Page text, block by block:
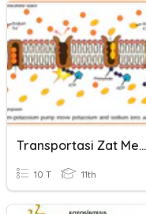
Transportasi Zat Melalui Membran
10 T 11th